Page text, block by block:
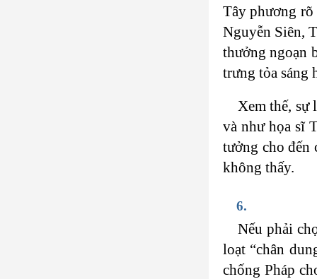
Tây phương rõ
Nguyễn Siên,
thưởng ngoạn
trưng tỏa sáng
Xem thế, sự
và như họa sĩ
tưởng cho đến
không thấy.
6.
Nếu phải
loạt “chân
chống Pháp